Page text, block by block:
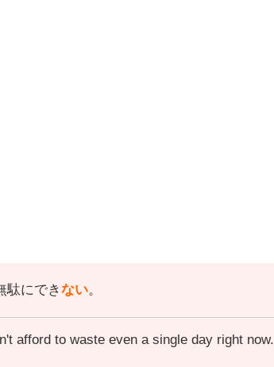
駄にできない。
afford to waste even a single day right now.